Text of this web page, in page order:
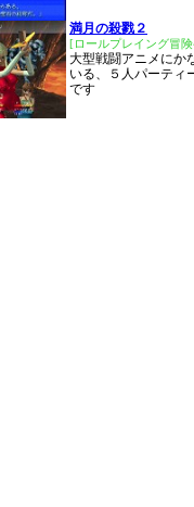
満月の殺戮２
[ロールプレイング冒
大型戦闘アニメにか
いる、５人パーティ
です